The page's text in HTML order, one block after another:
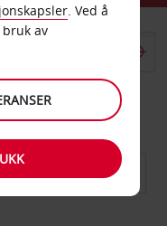
. Ved å
bruk av